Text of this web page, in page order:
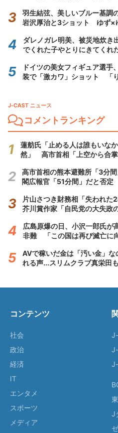
羽生結弦、美しいブルー基調
岩沢厚治と3ショット ゆず×
ダレノガレ明美、被災地炊き
でくれた子やとりにきてくれ
ドイツの美女フィギュア選
装で「激カワ」ショット 「
J-CAST ニュース
コメントランキング
蓮舫氏「止める人は誰もいな
然」 高市首相「上空から合
高市首相の熊本避難所「3分
閣広報官「51分間」だと否定
片山さつき財務相「失われ
芥川賞作家「自民党の大失政
広島原爆の日、小沢一郎氏が
非難 「この国は再び滅亡に
AVで稼いだ金は「汚い金」
れる声...スリムクラブ真栄田
コンテンツ
社会
政治
経済
IT
エンタメ
スポーツ
メディア
J